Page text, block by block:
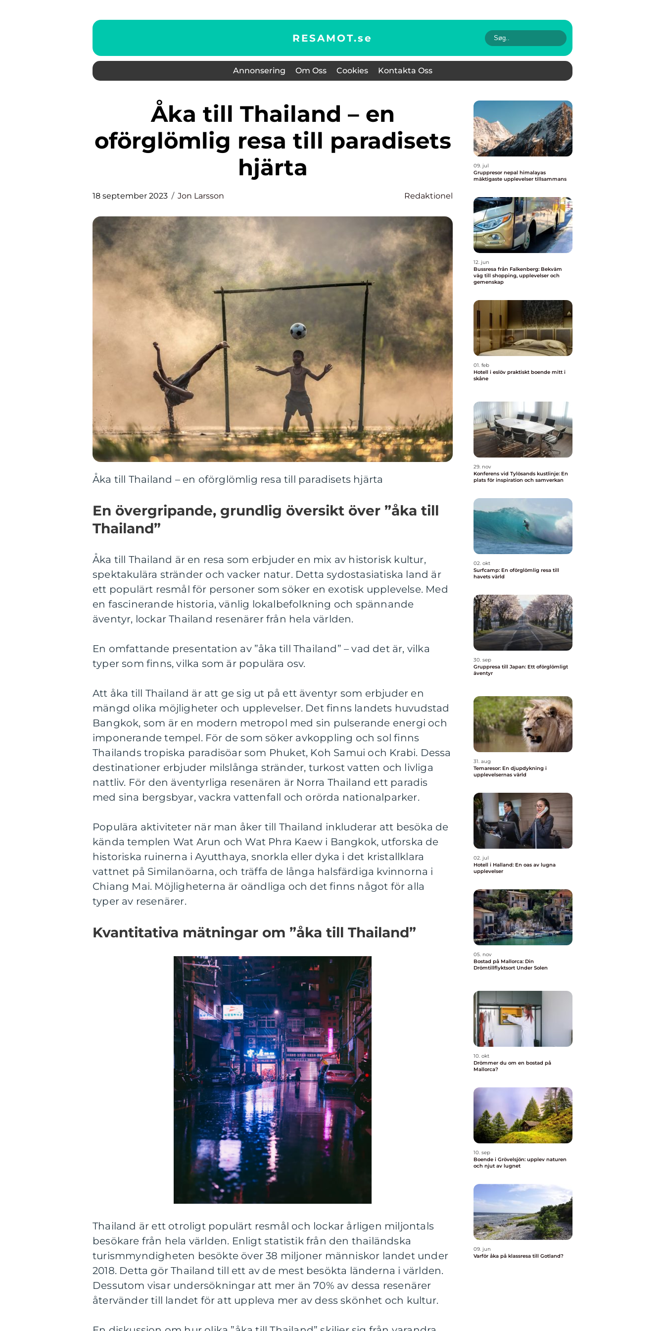
RESAMOT.se
Annonsering Om Oss Cookies Kontakta Oss
Åka till Thailand – en
oförglömlig resa till paradisets
hjärta
18 september 2023 Jon Larsson Redaktionel
Åka till Thailand – en oförglömlig resa till paradisets hjärta
En övergripande, grundlig översikt över ”åka till
Thailand”
Åka till Thailand är en resa som erbjuder en mix av historisk kultur,
spektakulära stränder och vacker natur. Detta sydostasiatiska land är
ett populärt resmål för personer som söker en exotisk upplevelse. Med
en fascinerande historia, vänlig lokalbefolkning och spännande
äventyr, lockar Thailand resenärer från hela världen.
En omfattande presentation av ”åka till Thailand” – vad det är, vilka
typer som finns, vilka som är populära osv.
Att åka till Thailand är att ge sig ut på ett äventyr som erbjuder en
mängd olika möjligheter och upplevelser. Det finns landets huvudstad
Bangkok, som är en modern metropol med sin pulserande energi och
imponerande tempel. För de som söker avkoppling och sol finns
Thailands tropiska paradisöar som Phuket, Koh Samui och Krabi. Dessa
destinationer erbjuder milslånga stränder, turkost vatten och livliga
nattliv. För den äventyrliga resenären är Norra Thailand ett paradis
med sina bergsbyar, vackra vattenfall och orörda nationalparker.
Populära aktiviteter när man åker till Thailand inkluderar att besöka de
kända templen Wat Arun och Wat Phra Kaew i Bangkok, utforska de
historiska ruinerna i Ayutthaya, snorkla eller dyka i det kristallklara
vattnet på Similanöarna, och träffa de långa halsfärdiga kvinnorna i
Chiang Mai. Möjligheterna är oändliga och det finns något för alla
typer av resenärer.
Kvantitativa mätningar om ”åka till Thailand”
Thailand är ett otroligt populärt resmål och lockar årligen miljontals
besökare från hela världen. Enligt statistik från den thailändska
turismmyndigheten besökte över 38 miljoner människor landet under
2018. Detta gör Thailand till ett av de mest besökta länderna i världen.
Dessutom visar undersökningar att mer än 70% av dessa resenärer
återvänder till landet för att uppleva mer av dess skönhet och kultur.
09. jul
Gruppresor nepal himalayas
mäktigaste upplevelser tillsammans
12. jun
Bussresa från Falkenberg: Bekväm
väg till shopping, upplevelser och
gemenskap
01. feb
Hotell i eslöv praktiskt boende mitt i
skåne
29. nov
Konferens vid Tylösands kustlinje: En
plats för inspiration och samverkan
02. okt
Surfcamp: En oförglömlig resa till
havets värld
30. sep
Gruppresa till Japan: Ett oförglömligt
äventyr
31. aug
Temaresor: En djupdykning i
upplevelsernas värld
02. jul
Hotell i Halland: En oas av lugna
upplevelser
05. nov
Bostad på Mallorca: Din
Drömtillflyktsort Under Solen
10. okt
Drömmer du om en bostad på
Mallorca?
10. sep
Boende i Grövelsjön: upplev naturen
och njut av lugnet
09. jun
Varför åka på klassresa till Gotland?